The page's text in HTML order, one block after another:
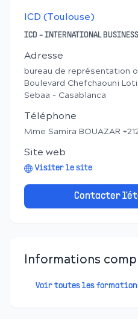
ICD (Toulouse)
ICD - INTERNATIONAL BUSINESS
Adresse
bureau de représentation
Boulevard Chefchaouni
Sebaa - Casablanca
Téléphone
Mme Samira BOUAZAR
Site web
Visiter le site
Contacter
Informations
Voir toutes les